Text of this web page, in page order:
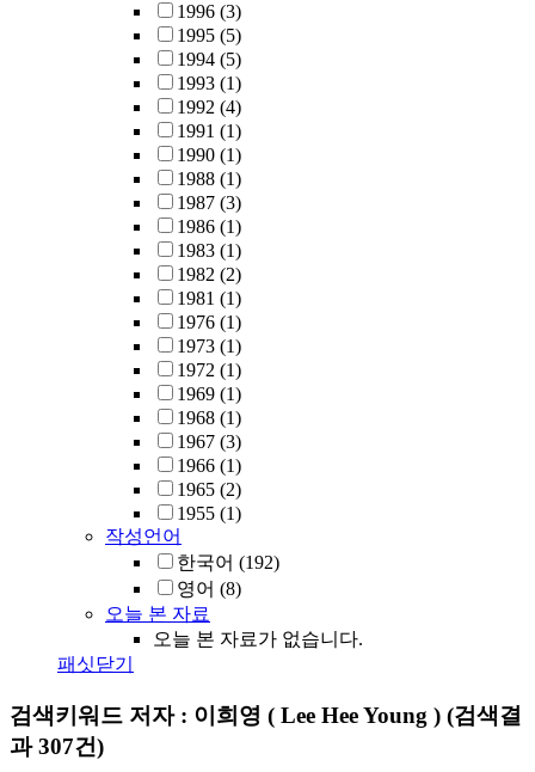
1996 (3)
1995 (5)
1994 (5)
1993 (1)
1992 (4)
1991 (1)
1990 (1)
1988 (1)
1987 (3)
1986 (1)
1983 (1)
1982 (2)
1981 (1)
1976 (1)
1973 (1)
1972 (1)
1969 (1)
1968 (1)
1967 (3)
1966 (1)
1965 (2)
1955 (1)
작성언어
한국어 (192)
영어 (8)
오늘 본 자료
오늘 본 자료가 없습니다.
패싯닫기
검색키워드 저자 : 이희영 ( Lee Hee Young ) (검색결
과 307건)